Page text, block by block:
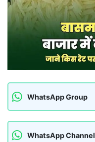
WhatsApp Group
WhatsApp Channel